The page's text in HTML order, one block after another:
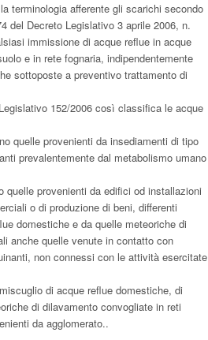
terminologia afferente gli scarichi secondo
del Decreto Legislativo 3 aprile 2006, n.
immissione di acque reflue in acque
e in rete fognaria, indipendentemente
sottoposte a preventivo trattamento di
152/2006 così classifica le acque
quelle provenienti da insediamenti di tipo
prevalentemente dal metabolismo umano
quelle provenienti da edifici od installazioni
o di produzione di beni, differenti
domestiche e da quelle meteoriche di
anche quelle venute in contatto con
non connessi con le attività esercitate
di acque reflue domestiche, di
di dilavamento convogliate in reti
da agglomerato..